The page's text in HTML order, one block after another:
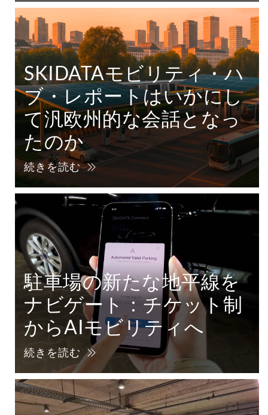
SKIDATAモビリティ・ハ
ブ・レポートはいかにし
て汎欧州的な会話となっ
たのか
続きを読む
駐車場の新たな地平線を
ナビゲート：チケット制
からAIモビリティへ
続きを読む